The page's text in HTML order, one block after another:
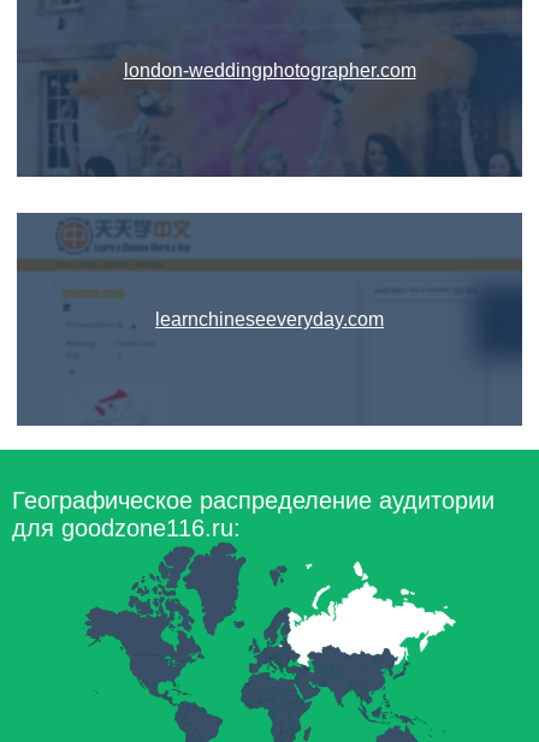
london-weddingphotographer.com
learnchineseeveryday.com
Географическое распределение аудитории
для goodzone116.ru: